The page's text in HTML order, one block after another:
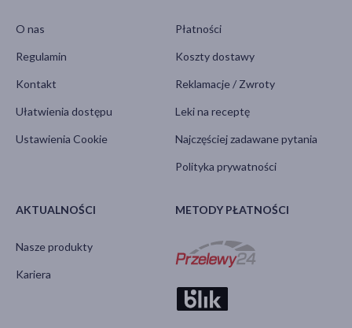
O nas
Regulamin
Kontakt
Ułatwienia dostępu
Ustawienia Cookie
Płatności
Koszty dostawy
Reklamacje / Zwroty
Leki na receptę
Najczęściej zadawane pytania
Polityka prywatności
AKTUALNOŚCI
Nasze produkty
Kariera
METODY PŁATNOŚCI